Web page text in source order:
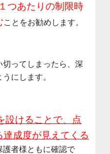
つあたりの制限時
ことをお勧めします。
ってしまったら、深
にします。
設けることで、点
成度が見えてくる
護者様ともに確認で